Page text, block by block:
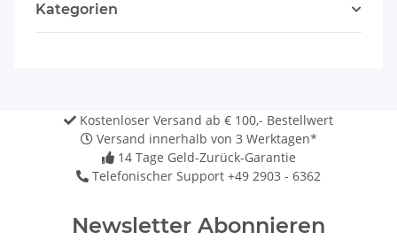
Kategorien
Kostenloser Versand ab € 100,- Bestellwert
Versand innerhalb von 3 Werktagen*
14 Tage Geld-Zurück-Garantie
Telefonischer Support +49 2903 - 6362
Newsletter Abonnieren